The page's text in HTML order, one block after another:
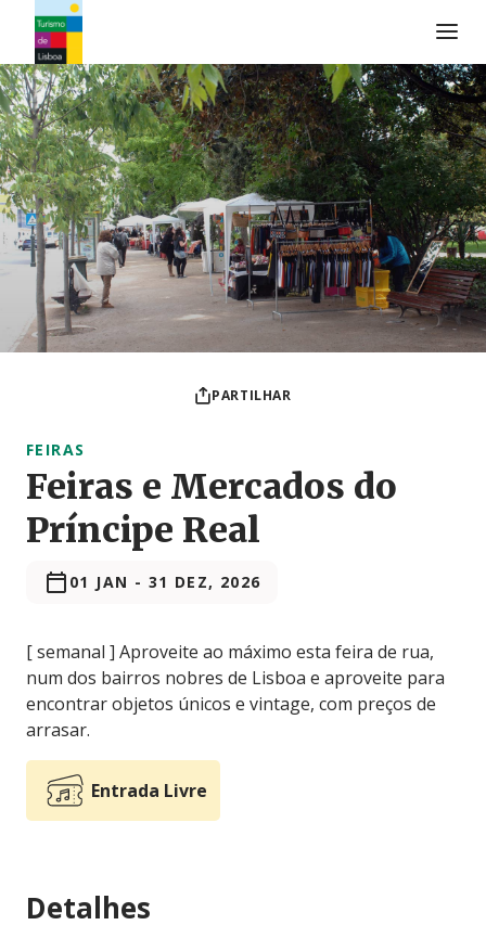
Logo do Turismo de Lisboa
PARTILHAR
FEIRAS
Feiras e Mercados do
Príncipe Real
01 JAN - 31 DEZ, 2026
[ semanal ] Aproveite ao máximo esta feira de rua,
num dos bairros nobres de Lisboa e aproveite para
encontrar objetos únicos e vintage, com preços de
arrasar.
Entrada Livre
Detalhes